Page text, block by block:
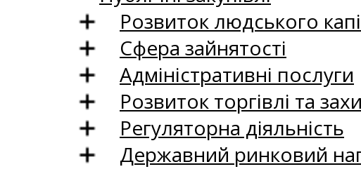
Розвиток людського
Сфера зайнятості
Адміністративні послуги
Розвиток торгівлі та
Регуляторна діяльність
Державний ринковий